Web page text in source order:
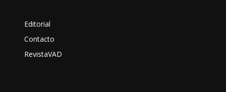
Editorial
Contacto
RevistaVAD